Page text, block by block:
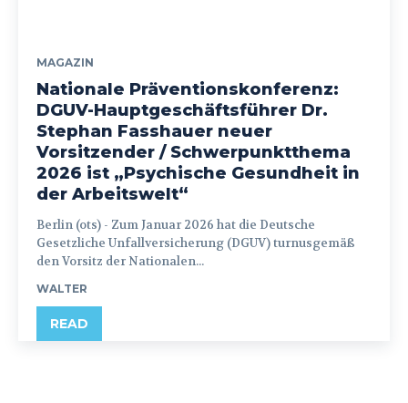
MAGAZIN
Nationale Präventionskonferenz:
DGUV-Hauptgeschäftsführer Dr.
Stephan Fasshauer neuer
Vorsitzender / Schwerpunktthema
2026 ist „Psychische Gesundheit in
der Arbeitswelt“
Berlin (ots) - Zum Januar 2026 hat die Deutsche
Gesetzliche Unfallversicherung (DGUV) turnusgemäß
den Vorsitz der Nationalen...
WALTER
READ